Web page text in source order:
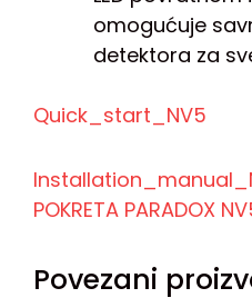
omogućuje
detektora za
Quick_start_NV5
POKRETA PARADOX
Povezani